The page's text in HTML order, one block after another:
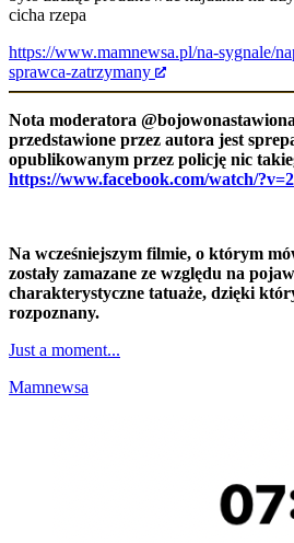
cicha rzepa
https://www.mamnewsa.pl/na-sygnale/
sprawca-zatrzymany
Nota moderatora
przedstawione przez autora jest
opublikowanym przez policję nic
https://www.facebook.com/watch/
Na wcześniejszym filmie, o którym
zostały zamazane ze względu na
charakterystyczne tatuaże, dzięki
rozpoznany.
Just a moment...
Mamnewsa